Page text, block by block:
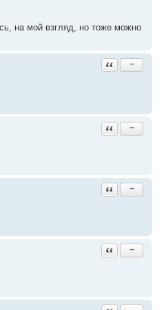
на мой взгляд, но тоже можно
Ответить с
−
Ответить с
−
Ответить с
−
Ответить с
−